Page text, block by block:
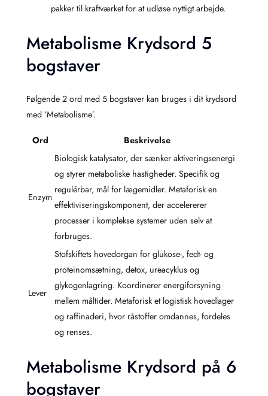
pakker til kraftværket for at udløse nyttigt arbejde.
Metabolisme Krydsord 5
bogstaver
Følgende 2 ord med 5 bogstaver kan bruges i dit krydsord
med ‘Metabolisme’.
Ord Beskrivelse
Enzym
Biologisk katalysator, der sænker aktiveringsenergi
og styrer metaboliske hastigheder. Specifik og
regulérbar, mål for lægemidler. Metaforisk en
effektiviseringskomponent, der accelererer
processer i komplekse systemer uden selv at
forbruges.
Lever
Stofskiftets hovedorgan for glukose-, fedt- og
proteinomsætning, detox, ureacyklus og
glykogenlagring. Koordinerer energiforsyning
mellem måltider. Metaforisk et logistisk hovedlager
og raffinaderi, hvor råstoffer omdannes, fordeles
og renses.
Metabolisme Krydsord på 6
bogstaver